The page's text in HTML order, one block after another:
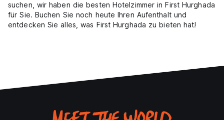
suchen, wir haben die besten Hotelzimmer in First Hurghada
für Sie. Buchen Sie noch heute Ihren Aufenthalt und
entdecken Sie alles, was First Hurghada zu bieten hat!